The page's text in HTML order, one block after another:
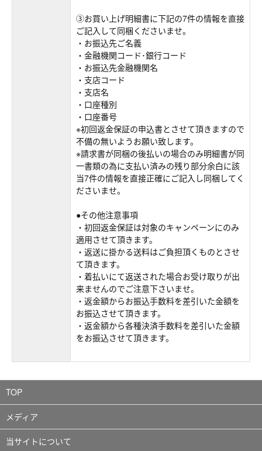
③お買い上げ明細書に下記の7件の情報を直接
ご記入して同梱くださいませ。
・お振込先ご名義
・金融機関コード･銀行コード
・お振込先金融機関名
・支店コード
・支店名
・口座種別
・口座番号
※初回返金保証の申込書とさせて頂きますので
不備の無いようお願い致します。
※請求書が同梱の後払いの場合のみ明細書が同
一書類の為に支払い済みの残り部分余白に該
当7件の情報を直接正確にご記入し同梱してく
ださいませ。
●その他注意事項
・初回返金保証は対象のキャンペーンにのみ
適用させて頂きます。
・返送に掛かる送料はご負担頂くものとさせ
て頂きます。
・着払いにて返送された場合お受け取りが出
来ませんのでご注意下さいませ。
・返金額からお振込手数料を差引いた金額を
お振込させて頂きます。
・返金額から各種決済手数料を差引いた金額
をお振込させて頂きます。
TOP
メディア
当サイトについて